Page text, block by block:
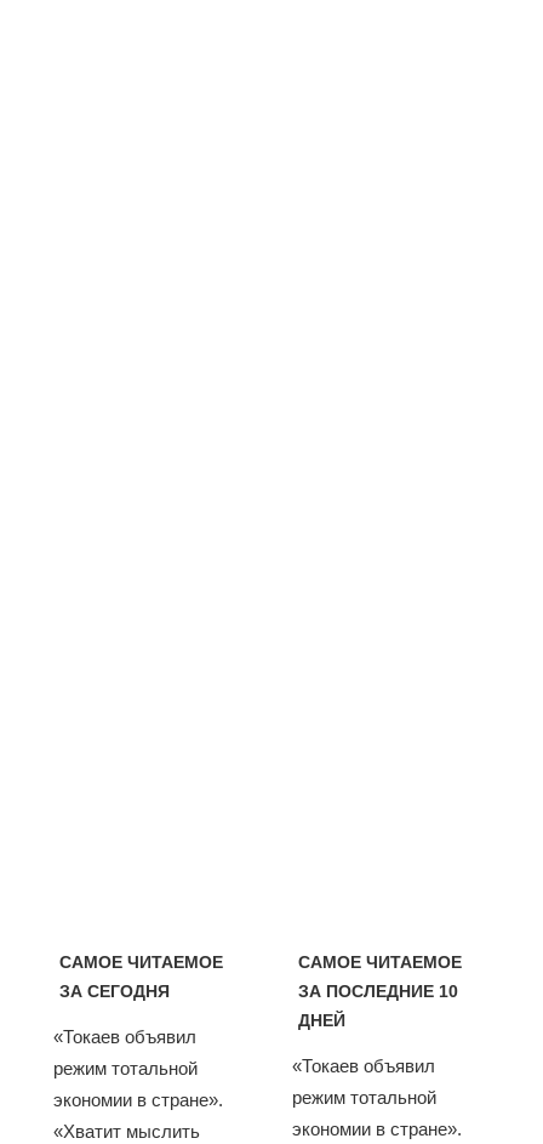
САМОЕ ЧИТАЕМОЕ
ЗА СЕГОДНЯ
«Токаев объявил
режим тотальной
экономии в стране».
«Хватит мыслить
САМОЕ ЧИТАЕМОЕ
ЗА ПОСЛЕДНИЕ 10
ДНЕЙ
«Токаев объявил
режим тотальной
экономии в стране».